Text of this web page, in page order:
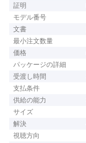
証明
モデル番号
文書
最小注文数量
価格
パッケージの詳細
受渡し時間
支払条件
供給の能力
サイズ
解決
視聴方向